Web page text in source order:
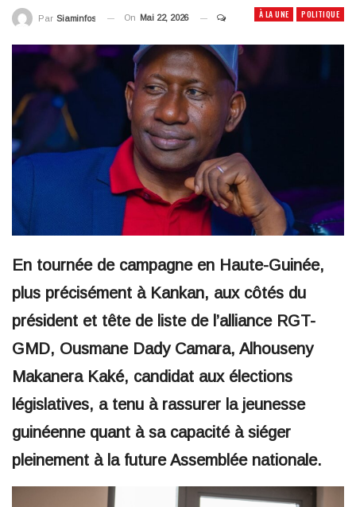
À LA UNE POLITIQUE
Par Siaminfos On Mai 22, 2026
En tournée de campagne en Haute-Guinée,
plus précisément à Kankan, aux côtés du
président et tête de liste de l’alliance RGT-
GMD, Ousmane Dady Camara, Alhouseny
Makanera Kaké, candidat aux élections
législatives, a tenu à rassurer la jeunesse
guinéenne quant à sa capacité à siéger
pleinement à la future Assemblée nationale.